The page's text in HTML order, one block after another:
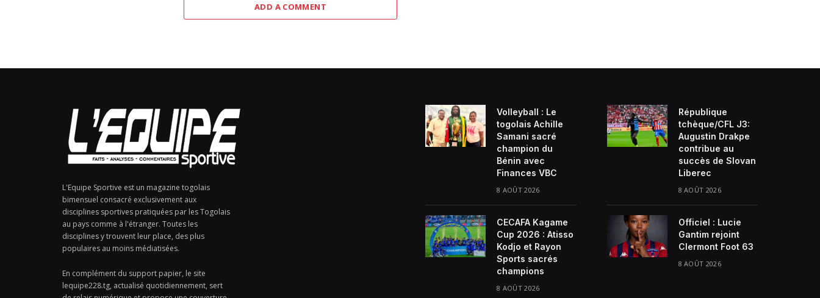
ADD A COMMENT
L'Equipe Sportive est un magazine togolais
bimensuel consacré exclusivement aux
disciplines sportives pratiquées par les Togolais
au pays comme à l'étranger. Toutes les
disciplines y trouvent leur place, des plus
populaires au moins médiatisées.
En complément du support papier, le site
lequipe228.tg, actualisé quotidiennement, sert
Volleyball : Le
togolais Achille
Samani sacré
champion du
Bénin avec
Finances VBC
8 AOÛT 2026
République
tchèque/CFL J3:
Augustin Drakpe
contribue au
succès de Slovan
Liberec
8 AOÛT 2026
CECAFA Kagame
Cup 2026 : Atisso
Kodjo et Rayon
Sports sacrés
champions
8 AOÛT 2026
Officiel : Lucie
Gantim rejoint
Clermont Foot 63
8 AOÛT 2026